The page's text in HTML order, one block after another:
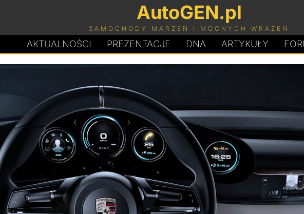
AutoGEN.pl
SAMOCHODY MARZEŃ I MOCNYCH WRAŻEŃ
AKTUALNOŚCI PREZENTACJE DNA ARTYKUŁY